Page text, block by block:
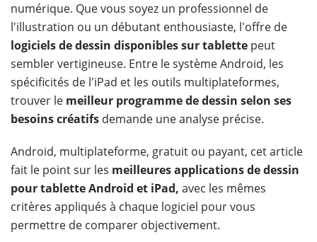
numérique. Que vous soyez un professionnel de
l'illustration ou un débutant enthousiaste, l'offre de
logiciels de dessin disponibles sur tablette peut
sembler vertigineuse. Entre le système Android, les
spécificités de l'iPad et les outils multiplateformes,
trouver le meilleur programme de dessin selon ses
besoins créatifs demande une analyse précise.
Android, multiplateforme, gratuit ou payant, cet article
fait le point sur les meilleures applications de dessin
pour tablette Android et iPad, avec les mêmes
critères appliqués à chaque logiciel pour vous
permettre de comparer objectivement.